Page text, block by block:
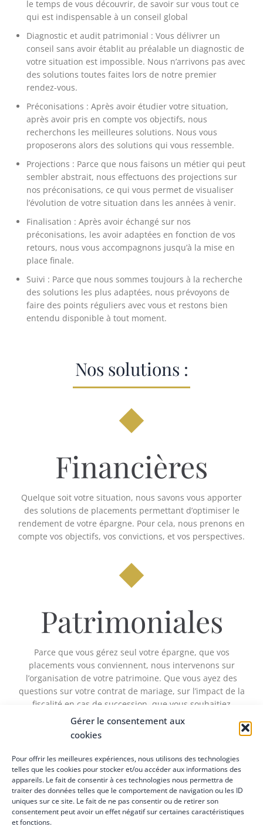
Gérer le consentement aux
cookies
Pour offrir les meilleures expériences, nous utilisons des technologies
telles que les cookies pour stocker et/ou accéder aux informations des
appareils. Le fait de consentir à ces technologies nous permettra de
traiter des données telles que le comportement de navigation ou les ID
uniques sur ce site. Le fait de ne pas consentir ou de retirer son
consentement peut avoir un effet négatif sur certaines caractéristiques
et fonctions.
le temps de vous découvrir, de savoir sur vous tout ce
qui est indispensable à un conseil global
Diagnostic et audit patrimonial : Vous délivrer un
conseil sans avoir établit au préalable un diagnostic de
votre situation est impossible. Nous n’arrivons pas avec
des solutions toutes faites lors de notre premier
rendez-vous.
Préconisations : Après avoir étudier votre situation,
après avoir pris en compte vos objectifs, nous
recherchons les meilleures solutions. Nous vous
proposerons alors des solutions qui vous ressemble.
Projections : Parce que nous faisons un métier qui peut
sembler abstrait, nous effectuons des projections sur
nos préconisations, ce qui vous permet de visualiser
l’évolution de votre situation dans les années à venir.
Finalisation : Après avoir échangé sur nos
préconisations, les avoir adaptées en fonction de vos
retours, nous vous accompagnons jusqu’à la mise en
place finale.
Suivi : Parce que nous sommes toujours à la recherche
des solutions les plus adaptées, nous prévoyons de
faire des points réguliers avec vous et restons bien
entendu disponible à tout moment.
Nos solutions :
Financières
Quelque soit votre situation, nous savons vous apporter
des solutions de placements permettant d’optimiser le
rendement de votre épargne. Pour cela, nous prenons en
compte vos objectifs, vos convictions, et vos perspectives.
Patrimoniales
Parce que vous gérez seul votre épargne, que vos
placements vous conviennent, nous intervenons sur
l’organisation de votre patrimoine. Que vous ayez des
questions sur votre contrat de mariage, sur l’impact de la
fiscalité en cas de succession, que vous souhaitiez
protéger votre famille, nous vous aiderons à faire en
sorte que votre patrimoine continue de servir les
Investissement